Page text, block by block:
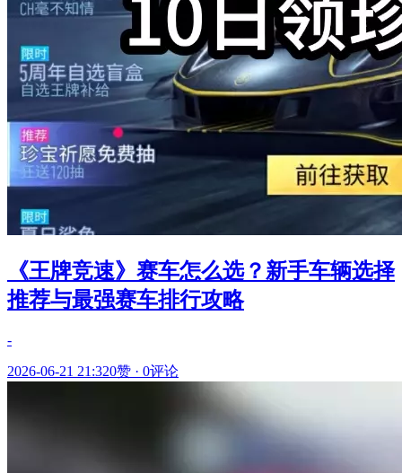
《王牌竞速》赛车怎么选？新手车辆选择
推荐与最强赛车排行攻略
-
2026-06-21 21:320赞 · 0评论